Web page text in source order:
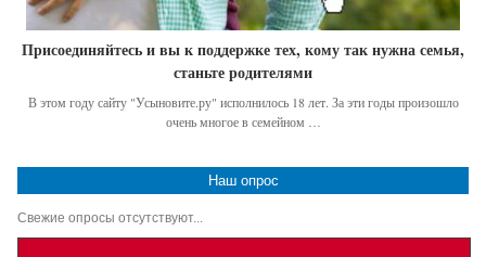
Присоединяйтесь и вы к поддержке тех, кому так нужна семья,
станьте родителями
В этом году сайту "Усыновите.ру" исполнилось 18 лет. За эти годы произошло
очень многое в семейном …
Наш опрос
Свежие опросы отсутствуют...